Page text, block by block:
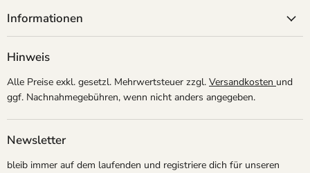
Informationen
Hinweis
Alle Preise exkl. gesetzl. Mehrwertsteuer zzgl. Versandkosten und
ggf. Nachnahmegebühren, wenn nicht anders angegeben.
Newsletter
bleib immer auf dem laufenden und registriere dich für unseren